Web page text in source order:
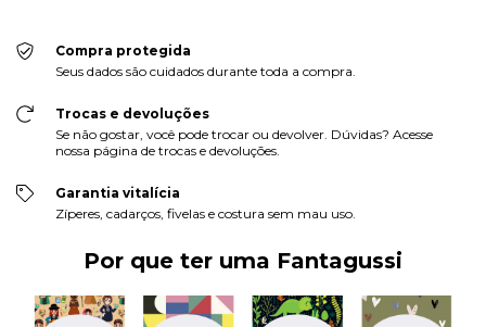
Compra protegida
Seus dados são cuidados durante toda a compra.
Trocas e devoluções
Se não gostar, você pode trocar ou devolver. Dúvidas? Acesse
nossa página de trocas e devoluções.
Garantia vitalícia
Zíperes, cadarços, fivelas e costura sem mau uso.
Por que ter uma Fantagussi